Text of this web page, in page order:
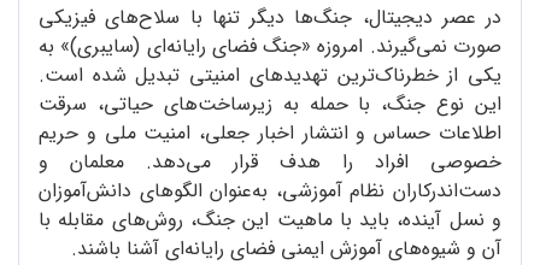
در عصر دیجیتال، جنگ‌ها دیگر تنها با سلاح‌های فیزیکی
صورت نمی‌گیرند. امروزه «جنگ فضای رایانه‌ای (سایبری)» به
یکی از خطرناک‌ترین تهدیدهای امنیتی تبدیل شده است.
این نوع جنگ، با حمله به زیرساخت‌های حیاتی، سرقت
اطلاعات حساس و انتشار اخبار جعلی، امنیت ملی و حریم
خصوصی افراد را هدف قرار می‌دهد. معلمان و
دست‌اندرکاران نظام آموزشی، به‌عنوان الگوهای دانش‌آموزان
و نسل آینده، باید با ماهیت این جنگ، روش‌های مقابله با
آن و شیوه‌های آموزش ایمنی فضای رایانه‌ای آشنا باشند.